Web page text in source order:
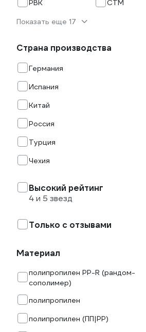
РВК
СТМ
Показать еще 17
Страна производства
Германия
Испания
Китай
Россия
Турция
Чехия
Высокий рейтинг
4 и 5 звезд
Только с отзывами
Материал
полипропилен PP-R (рандом-
сополимер)
полипропилен
полипропилен (ПП|PP)